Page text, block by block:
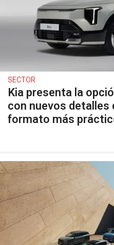
SECTOR
Kia presenta la
con nuevos detalles
formato más